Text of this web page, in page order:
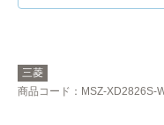
26-W 工事費込
AI自動運転